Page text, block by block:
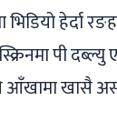
हेर्दा
पी दब्ल्यु
खासै